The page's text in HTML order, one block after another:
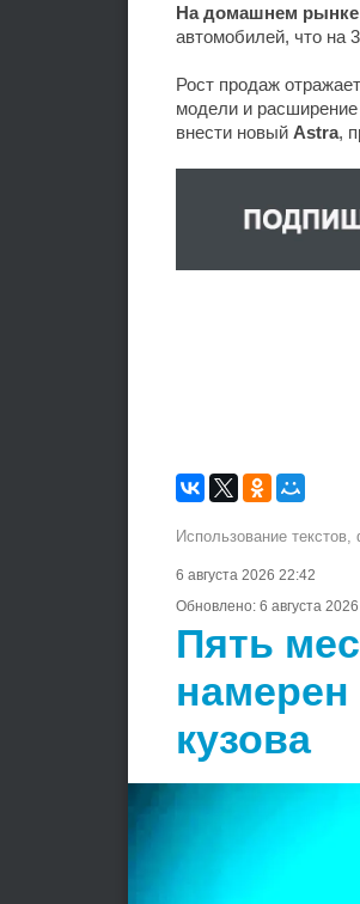
На домашнем рынке
автомобилей, что на
Рост продаж
модели и
внести новый Astra,
Использование
6 августа 2026 22:42
Обновлено: 6 августа
Пять
намерен
кузова